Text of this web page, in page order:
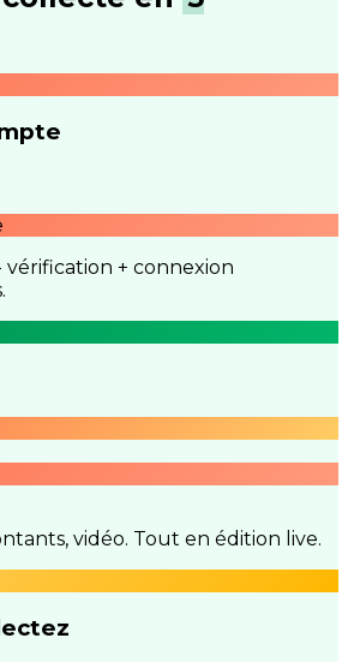
+ connexion
vidéo. Tout en édition live.